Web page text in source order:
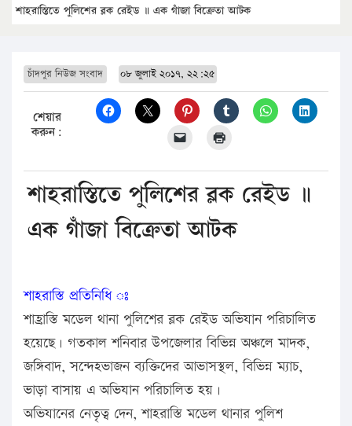
শাহরাস্তিতে পুলিশের ব্লক রেইড ॥ এক গাঁজা বিক্রেতা আটক
চাঁদপুর নিউজ সংবাদ ০৮ জুলাই ২০১৭, ২২:২৫
শেয়ার
করুন:
শাহরাস্তিতে পুলিশের ব্লক রেইড ॥
এক গাঁজা বিক্রেতা আটক
শাহরাস্তি প্রতিনিধি ঃ
শাহ্রাস্তি মডেল থানা পুলিশের ব্লক রেইড অভিযান পরিচালিত
হয়েছে। গতকাল শনিবার উপজেলার বিভিন্ন অঞ্চলে মাদক,
জঙ্গিবাদ, সন্দেহভাজন ব্যক্তিদের আভাসস্থল, বিভিন্ন ম্যাচ,
ভাড়া বাসায় এ অভিযান পরিচালিত হয়।
অভিযানের নেতৃত্ব দেন, শাহরাস্তি মডেল থানার পুলিশ